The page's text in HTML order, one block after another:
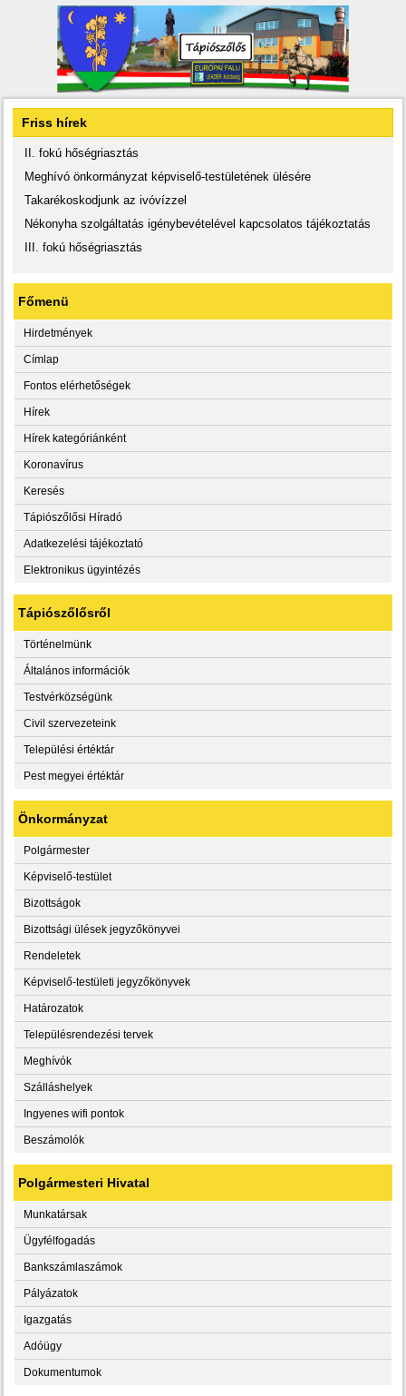
Friss hírek
II. fokú hőségriasztás
Meghívó önkormányzat képviselő-testületének ülésére
Takarékoskodjunk az ivóvízzel
Nékonyha szolgáltatás igénybevételével kapcsolatos tájékoztatás
III. fokú hőségriasztás
Főmenü
Hirdetmények
Címlap
Fontos elérhetőségek
Hírek
Hírek kategóriánként
Koronavírus
Keresés
Tápiószőlősi Híradó
Adatkezelési tájékoztató
Elektronikus ügyintézés
Tápiószőlősről
Történelmünk
Általános információk
Testvérközségünk
Civil szervezeteink
Települési értéktár
Pest megyei értéktár
Önkormányzat
Polgármester
Képviselő-testület
Bizottságok
Bizottsági ülések jegyzőkönyvei
Rendeletek
Képviselő-testületi jegyzőkönyvek
Határozatok
Településrendezési tervek
Meghívók
Szálláshelyek
Ingyenes wifi pontok
Beszámolók
Polgármesteri Hivatal
Munkatársak
Ügyfélfogadás
Bankszámlaszámok
Pályázatok
Igazgatás
Adóügy
Dokumentumok